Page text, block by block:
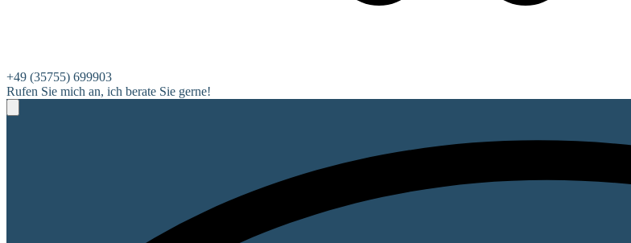
+49 (35755) 699903
Rufen Sie mich an, ich berate Sie gerne!